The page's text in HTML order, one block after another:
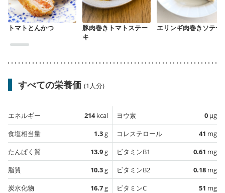
トマトとんかつ
豚肉巻きトマトステー
キ
エリンギ肉巻きソテー
すべての栄養価 (1人分)
エネルギー 214kcal
食塩相当量
1.3g
たんぱく質
13.9g
脂質
10.3g
炭水化物
16.7g
ヨウ素 0 µg
コレステロール
41 mg
ビタミンB1
0.61 mg
ビタミンB2
0.18 mg
ビタミンC
51 mg